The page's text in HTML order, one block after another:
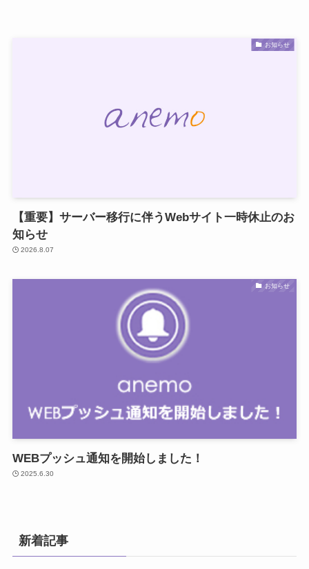
お知らせ
【重要】サーバー移行に伴うWebサイト一時休止のお
知らせ
2026.8.07
お知らせ
WEBプッシュ通知を開始しました！
2025.6.30
新着記事